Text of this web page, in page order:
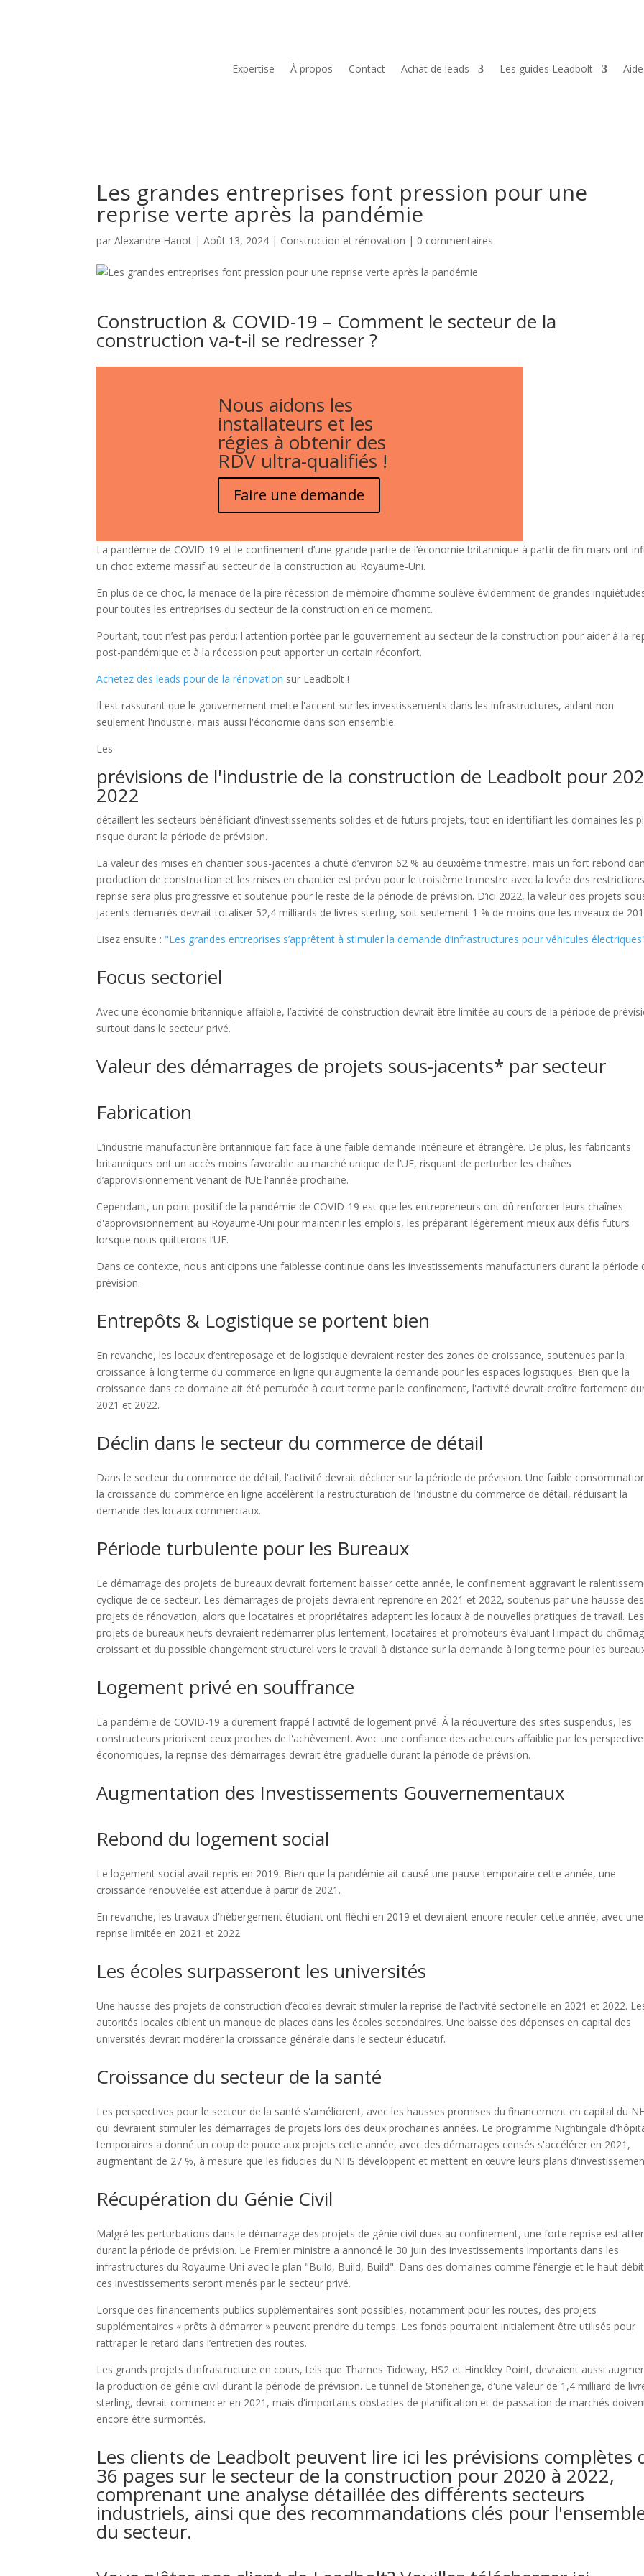
Expertise À propos Contact Achat de leads Les guides Leadbolt
Les grandes entreprises font pression pour une
reprise verte après la pandémie
parAlexandre Hanot |Août 13, 2024 | Construction et rénovation | 0 commentaires
Construction & COVID-19 – Comment le secteur de la
construction va-t-il se redresser ?
Nous aidons les
installateurs et les
régies à obtenir des
RDV ultra-qualifiés !
Faire une demande
La pandémie de COVID-19 et le confinement d’une grande partie de l’économie britannique à partir de fin mars ont
un choc externe massif au secteur de la construction au Royaume-Uni.
En plus de ce choc, la menace de la pire récession de mémoire d’homme soulève évidemment de grandes
pour toutes les entreprises du secteur de la construction en ce moment.
Pourtant, tout n’est pas perdu; l'attention portée par le gouvernement au secteur de la construction pour aider à la
post-pandémique et à la récession peut apporter un certain réconfort.
Achetez des leads pour de la rénovation sur Leadbolt !
Il est rassurant que le gouvernement mette l'accent sur les investissements dans les infrastructures, aidant non
seulement l'industrie, mais aussi l'économie dans son ensemble.
Les
prévisions de l'industrie de la construction de Leadbolt pour
2022
détaillent les secteurs bénéficiant d'investissements solides et de futurs projets, tout en identifiant les domaines les
risque durant la période de prévision.
La valeur des mises en chantier sous-jacentes a chuté d’environ 62 % au deuxième trimestre, mais un fort rebond
production de construction et les mises en chantier est prévu pour le troisième trimestre avec la levée des
reprise sera plus progressive et soutenue pour le reste de la période de prévision. D’ici 2022, la valeur des projets
jacents démarrés devrait totaliser 52,4 milliards de livres sterling, soit seulement 1 % de moins que les niveaux de
Lisez ensuite : "Les grandes entreprises s’apprêtent à stimuler la demande d’infrastructures pour véhicules
Focus sectoriel
Avec une économie britannique affaiblie, l’activité de construction devrait être limitée au cours de la période de
surtout dans le secteur privé.
Valeur des démarrages de projets sous-jacents* par secteur
Fabrication
L’industrie manufacturière britannique fait face à une faible demande intérieure et étrangère. De plus, les fabricants
britanniques ont un accès moins favorable au marché unique de l’UE, risquant de perturber les chaînes
d’approvisionnement venant de l’UE l'année prochaine.
Cependant, un point positif de la pandémie de COVID-19 est que les entrepreneurs ont dû renforcer leurs chaînes
d'approvisionnement au Royaume-Uni pour maintenir les emplois, les préparant légèrement mieux aux défis futurs
lorsque nous quitterons l’UE.
Dans ce contexte, nous anticipons une faiblesse continue dans les investissements manufacturiers durant la période
prévision.
Entrepôts & Logistique se portent bien
En revanche, les locaux d’entreposage et de logistique devraient rester des zones de croissance, soutenues par la
croissance à long terme du commerce en ligne qui augmente la demande pour les espaces logistiques. Bien que la
croissance dans ce domaine ait été perturbée à court terme par le confinement, l'activité devrait croître fortement
2021 et 2022.
Déclin dans le secteur du commerce de détail
Dans le secteur du commerce de détail, l'activité devrait décliner sur la période de prévision. Une faible
la croissance du commerce en ligne accélèrent la restructuration de l'industrie du commerce de détail, réduisant la
demande des locaux commerciaux.
Période turbulente pour les Bureaux
Le démarrage des projets de bureaux devrait fortement baisser cette année, le confinement aggravant le
cyclique de ce secteur. Les démarrages de projets devraient reprendre en 2021 et 2022, soutenus par une hausse des
projets de rénovation, alors que locataires et propriétaires adaptent les locaux à de nouvelles pratiques de travail. Les
projets de bureaux neufs devraient redémarrer plus lentement, locataires et promoteurs évaluant l'impact du
croissant et du possible changement structurel vers le travail à distance sur la demande à long terme pour les
Logement privé en souffrance
La pandémie de COVID-19 a durement frappé l'activité de logement privé. À la réouverture des sites suspendus, les
constructeurs priorisent ceux proches de l'achèvement. Avec une confiance des acheteurs affaiblie par les
économiques, la reprise des démarrages devrait être graduelle durant la période de prévision.
Augmentation des Investissements Gouvernementaux
Rebond du logement social
Le logement social avait repris en 2019. Bien que la pandémie ait causé une pause temporaire cette année, une
croissance renouvelée est attendue à partir de 2021.
En revanche, les travaux d'hébergement étudiant ont fléchi en 2019 et devraient encore reculer cette année, avec une
reprise limitée en 2021 et 2022.
Les écoles surpasseront les universités
Une hausse des projets de construction d’écoles devrait stimuler la reprise de l'activité sectorielle en 2021 et 2022.
autorités locales ciblent un manque de places dans les écoles secondaires. Une baisse des dépenses en capital des
universités devrait modérer la croissance générale dans le secteur éducatif.
Croissance du secteur de la santé
Les perspectives pour le secteur de la santé s'améliorent, avec les hausses promises du financement en capital du
qui devraient stimuler les démarrages de projets lors des deux prochaines années. Le programme Nightingale
temporaires a donné un coup de pouce aux projets cette année, avec des démarrages censés s'accélérer en 2021,
augmentant de 27 %, à mesure que les fiducies du NHS développent et mettent en œuvre leurs plans
Récupération du Génie Civil
Malgré les perturbations dans le démarrage des projets de génie civil dues au confinement, une forte reprise est
durant la période de prévision. Le Premier ministre a annoncé le 30 juin des investissements importants dans les
infrastructures du Royaume-Uni avec le plan "Build, Build, Build". Dans des domaines comme l’énergie et le haut
ces investissements seront menés par le secteur privé.
Lorsque des financements publics supplémentaires sont possibles, notamment pour les routes, des projets
supplémentaires « prêts à démarrer » peuvent prendre du temps. Les fonds pourraient initialement être utilisés pour
rattraper le retard dans l’entretien des routes.
Les grands projets d'infrastructure en cours, tels que Thames Tideway, HS2 et Hinckley Point, devraient aussi
la production de génie civil durant la période de prévision. Le tunnel de Stonehenge, d'une valeur de 1,4 milliard de
sterling, devrait commencer en 2021, mais d'importants obstacles de planification et de passation de marchés
encore être surmontés.
Les clients de Leadbolt peuvent lire ici les prévisions complètes
36 pages sur le secteur de la construction pour 2020 à 2022,
comprenant une analyse détaillée des différents secteurs
industriels, ainsi que des recommandations clés pour
du secteur.